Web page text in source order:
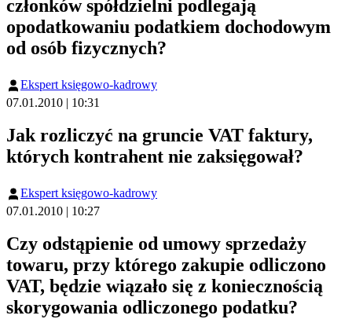
członków spółdzielni podlegają
opodatkowaniu podatkiem dochodowym
od osób fizycznych?
Ekspert księgowo-kadrowy
07.01.2010 | 10:31
Jak rozliczyć na gruncie VAT faktury,
których kontrahent nie zaksięgował?
Ekspert księgowo-kadrowy
07.01.2010 | 10:27
Czy odstąpienie od umowy sprzedaży
towaru, przy którego zakupie odliczono
VAT, będzie wiązało się z koniecznością
skorygowania odliczonego podatku?